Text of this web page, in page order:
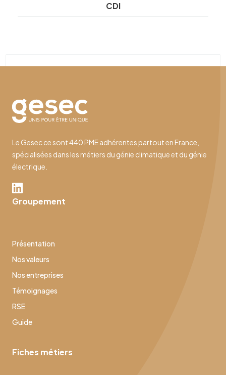
CDI
Le Gesec ce sont 440 PME adhérentes partout en France,
spécialisées dans les métiers du génie climatique et du génie
électrique.
Groupement
Présentation
Nos valeurs
Nos entreprises
Témoignages
RSE
Guide
Fiches métiers